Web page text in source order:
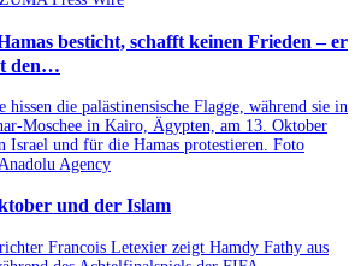
besticht, schafft keinen Frieden – er
den…
und der Islam